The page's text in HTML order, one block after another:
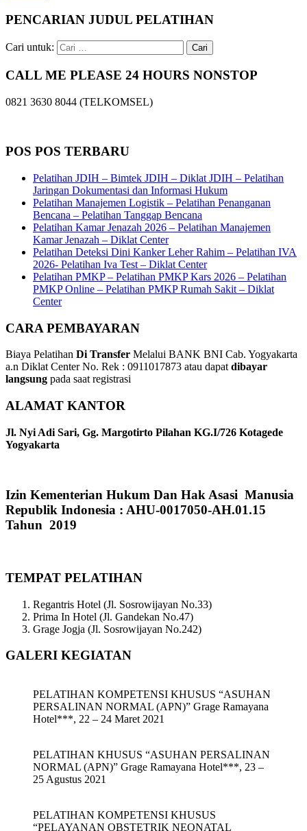
PENCARIAN JUDUL PELATIHAN
Cari untuk:
CALL ME PLEASE 24 HOURS NONSTOP
0821 3630 8044 (TELKOMSEL)
POS POS TERBARU
Pelatihan JDIH – Bimtek JDIH – Diklat JDIH – Pelatihan
Jaringan Dokumentasi dan Informasi Hukum
Pelatihan Manajemen Logistik – Pelatihan Penanganan
Bencana – Pelatihan Tanggap Bencana
Pelatihan Kamar Jenazah 2026 – Pelatihan Manajemen
Kamar Jenazah – Diklat Center
Pelatihan Deteksi Dini Kanker Leher Rahim – Pelatihan IVA
2026- Pelatihan Iva Test – Diklat Center
Pelatihan PMKP – Pelatihan PMKP Kars 2026 – Pelatihan
PMKP Online – Pelatihan PMKP Rumah Sakit – Diklat
Center
CARA PEMBAYARAN
Biaya Pelatihan Di Transfer Melalui BANK BNI Cab. Yogyakarta
a.n Diklat Center No. Rek : 0911017873 atau dapatdibayar
langsung pada saat registrasi
ALAMAT KANTOR
Jl. Nyi Adi Sari, Gg. Margotirto Pilahan KG.I/726 Kotagede
Yogyakarta
Izin Kementerian Hukum Dan Hak Asasi Manusia
Republik Indonesia : AHU-0017050-AH.01.15
Tahun 2019
TEMPAT PELATIHAN
Regantris Hotel (Jl. Sosrowijayan No.33)
Prima In Hotel (Jl. Gandekan No.47)
Grage Jogja (Jl. Sosrowijayan No.242)
GALERI KEGIATAN
PELATIHAN KOMPETENSI KHUSUS “ASUHAN
PERSALINAN NORMAL (APN)” Grage Ramayana
Hotel***, 22 – 24 Maret 2021
PELATIHAN KHUSUS “ASUHAN PERSALINAN
NORMAL (APN)” Grage Ramayana Hotel***, 23 –
25 Agustus 2021
PELATIHAN KOMPETENSI KHUSUS
“PELAYANAN OBSTETRIK NEONATAL